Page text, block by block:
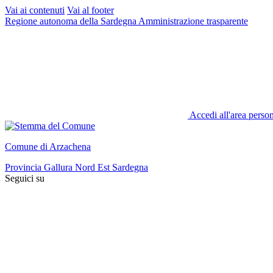
Vai ai contenuti Vai al footer
Regione autonoma della Sardegna Amministrazione trasparente
Accedi all'area
Comune di Arzachena
Provincia Gallura Nord Est Sardegna
Seguici su